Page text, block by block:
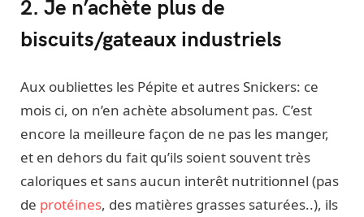
2. Je n’achète plus de
biscuits/gateaux industriels
Aux oubliettes les Pépite et autres Snickers: ce
mois ci, on n’en achète absolument pas. C’est
encore la meilleure façon de ne pas les manger,
et en dehors du fait qu’ils soient souvent très
caloriques et sans aucun interêt nutritionnel (pas
de protéines, des matières grasses saturées..), ils